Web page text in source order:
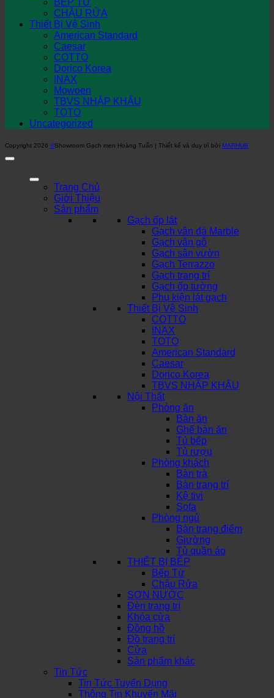
BẾP TỪ
CHẬU RỬA
Thiết Bị Vệ Sinh
American Standard
Caesar
COTTO
Dorico Korea
INAX
Mowoen
TBVS NHẬP KHẨU
TOTO
Uncategorized
Copyright 2026 ©Showroom Gạch men Hoàng Tuấn | Thiết kế và duy trì bởi MARHUB
Trang Chủ
Giới Thiệu
Sản phẩm
Gạch ốp lát
Gạch vân đá Marble
Gạch vân gỗ
Gạch sân vườn
Gạch Terrazzo
Gạch trang trí
Gạch ốp tường
Phụ kiện lát gạch
Thiết Bị Vệ Sinh
COTTO
INAX
TOTO
American Standard
Caesar
Dorico Korea
TBVS NHẬP KHẨU
Nội Thất
Phòng ăn
Bàn ăn
Ghế bàn ăn
Tủ bếp
Tủ rượu
Phòng khách
Bàn trà
Bàn trang trí
Kệ tivi
Sofa
Phòng ngủ
Bàn trang điểm
Giường
Tủ quần áo
THIẾT BỊ BẾP
Bếp Từ
Chậu Rửa
SƠN NƯỚC
Đèn trang trí
Khóa cửa
Đồng hồ
Đồ trang trí
Cửa
Sản phẩm khác
Tin Tức
Tin Tức Tuyển Dụng
Thông Tin Khuyến Mãi